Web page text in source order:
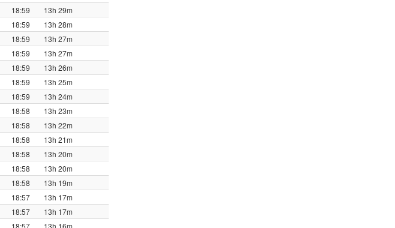
18:59
13h 29m
18:59
13h 28m
18:59
13h 27m
18:59
13h 27m
18:59
13h 26m
18:59
13h 25m
18:59
13h 24m
18:58
13h 23m
18:58
13h 22m
18:58
13h 21m
18:58
13h 20m
18:58
13h 20m
18:58
13h 19m
18:57
13h 17m
18:57
13h 17m
18:57
13h 16m